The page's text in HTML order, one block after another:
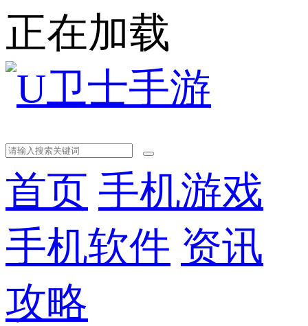
正在加载
首页 手机游戏
手机软件 资讯
攻略